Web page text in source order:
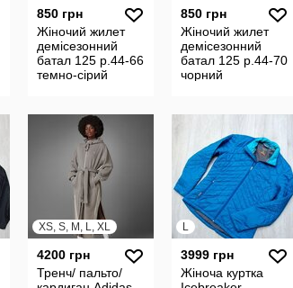
850 грн
Жіночий жилет
демісезонний
батал 125 р.44-66
темно-сірий
850 грн
Жіночий жилет
демісезонний
батал 125 р.44-70
чорний
XS, S, M, L, XL
4200 грн
Тренч/ пальто/
L
3999 грн
Жіноча куртка